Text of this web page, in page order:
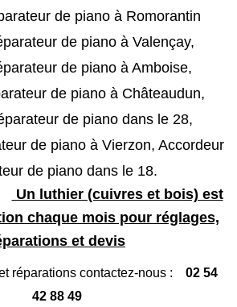
de piano à Romorantin
de piano à Valençay,
de piano à Amboise,
de piano à Châteaudun,
de piano dans le 28,
de piano à Vierzon, Accordeur
de piano dans le 18.
Un luthier (cuivres et bois) est
chaque mois pour réglages,
et devis
réparations contactez-nous : 02 54
42 88 49